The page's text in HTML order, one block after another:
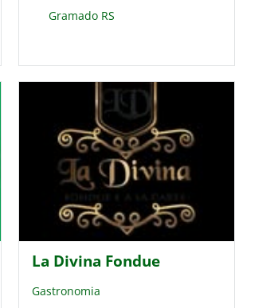
Gramado RS
La Divina Fondue
Gastronomia